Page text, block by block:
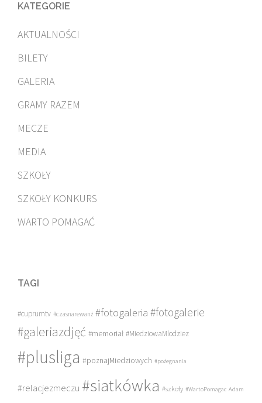
KATEGORIE
AKTUALNOŚCI
BILETY
GALERIA
GRAMY RAZEM
MECZE
MEDIA
SZKOŁY
SZKOŁY KONKURS
WARTO POMAGAĆ
TAGI
#cuprumtv #czasnarewanż #fotogaleria #fotogalerie
#galeriazdjęć #memoriał #MiedziowaMlodziez
#plusliga #poznajMiedziowych #pożegnania
#relacjezmeczu #siatkówka #szkoły #WartoPomagac Adam